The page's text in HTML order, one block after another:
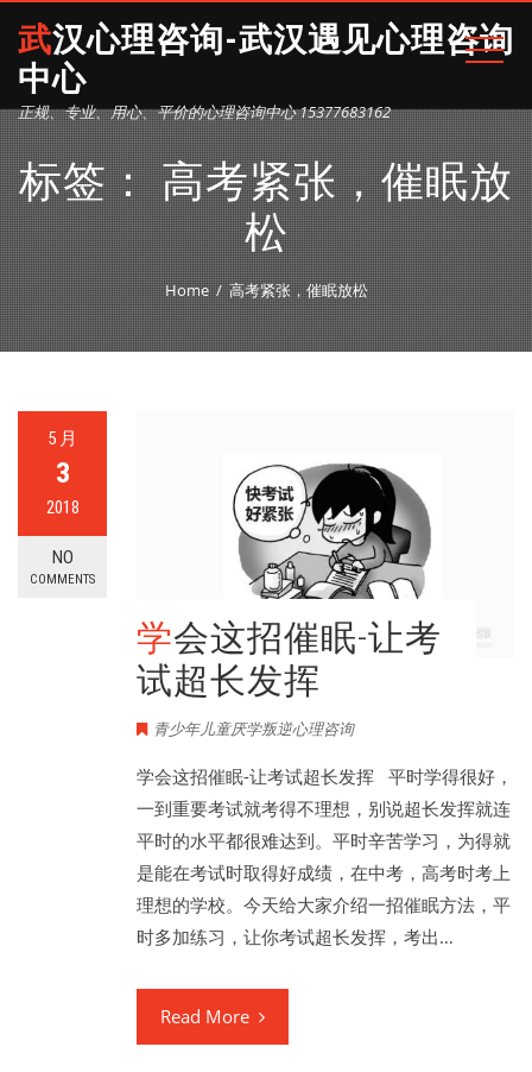
武汉心理咨询-武汉遇见心理咨询
中心
正规、专业、用心、平价的心理咨询中心 15377683162
标签：高考紧张，催眠放
松
Home 高考紧张，催眠放松
5 月
3
2018
NO
COMMENTS
学会这招催眠-让考
试超长发挥
青少年儿童厌学叛逆心理咨询
学会这招催眠-让考试超长发挥 平时学得很好，
一到重要考试就考得不理想，别说超长发挥就连
平时的水平都很难达到。平时辛苦学习，为得就
是能在考试时取得好成绩，在中考，高考时考上
理想的学校。今天给大家介绍一招催眠方法，平
时多加练习，让你考试超长发挥，考出…
Read More